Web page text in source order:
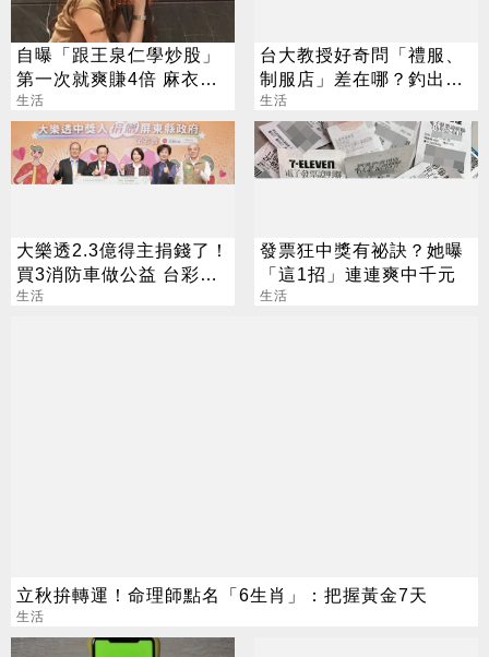
自曝「跟王泉仁學炒股」
第一次就爽賺4倍 麻衣：
感謝指導
生活
台大教授好奇問「禮服、
制服店」差在哪？釣出一
群老司機：帶你去
生活
大樂透2.3億得主捐錢了！
買3消防車做公益 台彩揭
幸運兒背景
生活
發票狂中獎有祕訣？她曝
「這1招」連連爽中千元
生活
立秋拚轉運！命理師點名「6生肖」：把握黃金7天
生活